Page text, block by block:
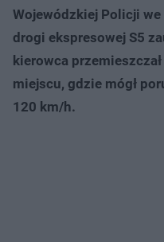
Wojewódzkiej Policji
drogi ekspresowej S5
kierowca
miejscu, gdzie mógł
120 km/h.